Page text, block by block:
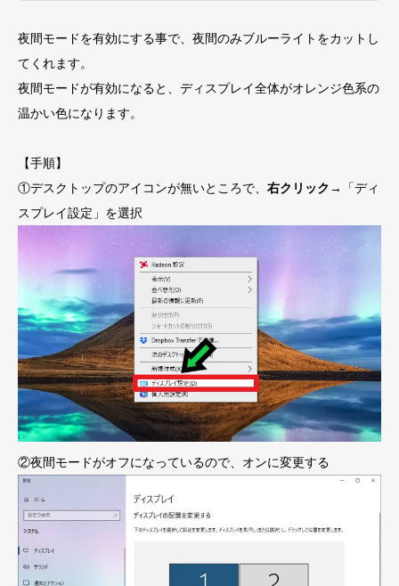
夜間モードを有効にする事で、夜間のみブルーライトをカットし
てくれます。
夜間モードが有効になると、ディスプレイ全体がオレンジ色系の
温かい色になります。
【手順】
①デスクトップのアイコンが無いところで、 右クリック →「ディ
スプレイ設定」を選択
②夜間モードがオフになっているので、オンに変更する